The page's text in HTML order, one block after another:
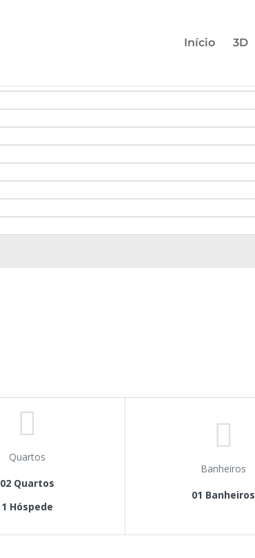
Início 3D
Quartos
02 Quartos
1 Hóspede
Banheiros
01 Banheiros